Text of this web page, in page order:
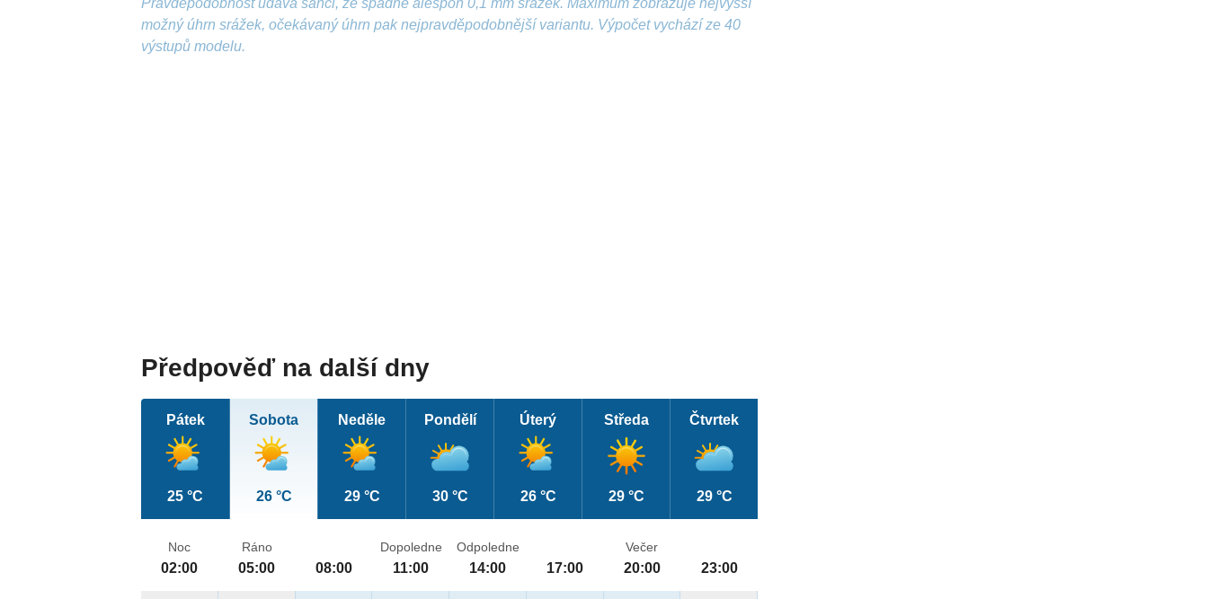
možný úhrn srážek, očekávaný úhrn pak nejpravděpodobnější variantu. Výpočet vychází ze 40
výstupů modelu.
Předpověď na další dny
Pátek
25 °C
Sobota
26 °C
Neděle
29 °C
Pondělí
30 °C
Úterý
26 °C
Středa
29 °C
Čtvrtek
29 °C
Noc
02:00
Ráno
05:00 08:00
Dopoledne
11:00
Odpoledne
14:00 17:00
Večer
20:00 23:00